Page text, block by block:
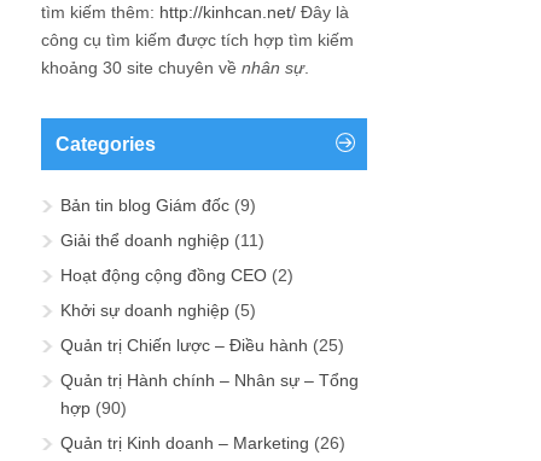
tìm kiếm thêm: http://kinhcan.net/ Đây là
công cụ tìm kiếm được tích hợp tìm kiếm
khoảng 30 site chuyên về nhân sự.
Categories
Bản tin blog Giám đốc (9)
Giải thể doanh nghiệp (11)
Hoạt động cộng đồng CEO (2)
Khởi sự doanh nghiệp (5)
Quản trị Chiến lược – Điều hành (25)
Quản trị Hành chính – Nhân sự – Tổng
hợp (90)
Quản trị Kinh doanh – Marketing (26)